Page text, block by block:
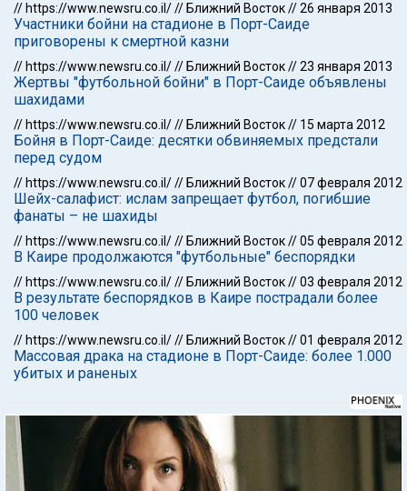
// https://www.newsru.co.il/// Ближний Восток//26 января 2013
Участники бойни на стадионе в Порт-Саиде
приговорены к смертной казни
// https://www.newsru.co.il/// Ближний Восток//23 января 2013
Жертвы "футбольной бойни" в Порт-Саиде объявлены
шахидами
// https://www.newsru.co.il/// Ближний Восток// 15 марта 2012
Бойня в Порт-Саиде: десятки обвиняемых предстали
перед судом
// https://www.newsru.co.il/// Ближний Восток//07 февраля 2012
Шейх-салафист: ислам запрещает футбол, погибшие
фанаты – не шахиды
// https://www.newsru.co.il/// Ближний Восток//05 февраля 2012
В Каире продолжаются "футбольные" беспорядки
// https://www.newsru.co.il/// Ближний Восток//03 февраля 2012
В результате беспорядков в Каире пострадали более
100 человек
// https://www.newsru.co.il/// Ближний Восток//01 февраля 2012
Массовая драка на стадионе в Порт-Саиде: более 1.000
убитых и раненых